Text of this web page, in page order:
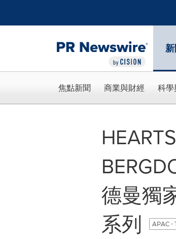
焦點新聞 商業與財經 科
德曼獨
系列
APAC -